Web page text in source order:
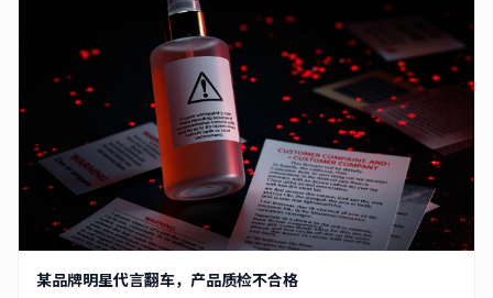
某品牌明星代言翻车，产品质检不合格